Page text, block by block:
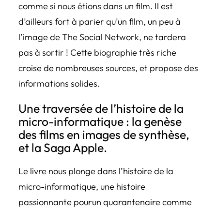
comme si nous étions dans un film. Il est
d’ailleurs fort à parier qu’un film, un peu à
l’image de The Social Network, ne tardera
pas à sortir ! Cette biographie très riche
croise de nombreuses sources, et propose des
informations solides.
Une traversée de l’histoire de la
micro-informatique : la genèse
des films en images de synthèse,
et la Saga Apple.
Le livre nous plonge dans l’histoire de la
micro-informatique, une histoire
passionnante pourun quarantenaire comme